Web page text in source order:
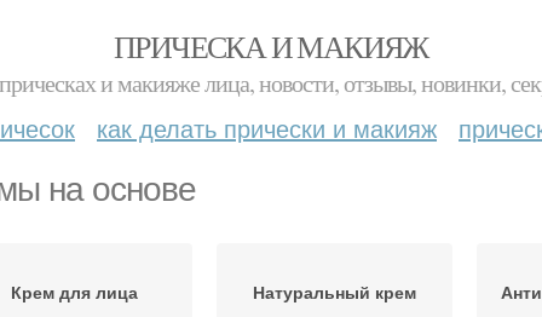
ПРИЧЕСКА И МАКИЯЖ
и макияже лица, новости, отзывы, новинки,
как делать прически и макияж
на основе
Крем для лица Натуральный крем